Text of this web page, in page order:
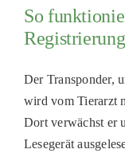
So
Der Transponder,
wird vom Tierarzt
Dort verwächst er
Lesegerät